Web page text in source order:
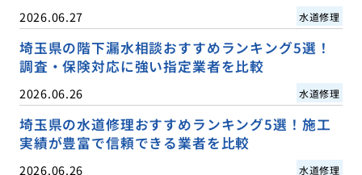
2026.06.27 水道修理
埼玉県の階下漏水相談おすすめランキング5選！
調査・保険対応に強い指定業者を比較
2026.06.26 水道修理
埼玉県の水道修理おすすめランキング5選！施工
実績が豊富で信頼できる業者を比較
2026.06.26 水道修理